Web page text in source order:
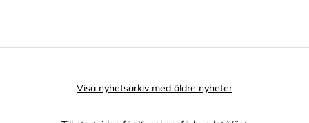
Visa nyhetsarkiv med äldre nyheter